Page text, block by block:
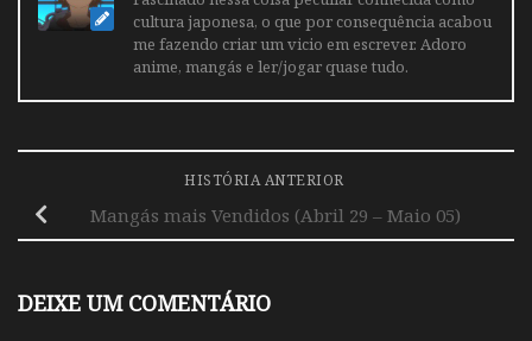
cultura japonesa, o que por consequência acabou
me fazendo criar um vicio em escrever. Adoro
anime, mangás e ler/jogar quase tudo.
HISTÓRIA ANTERIOR
Mangás mais Vendidos (Abril 29 – Maio 05)
DEIXE UM COMENTÁRIO